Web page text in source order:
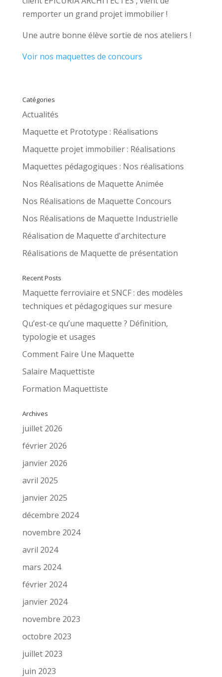
remporter un grand projet immobilier !
Une autre bonne élève sortie de nos ateliers !
Voir nos maquettes de concours
Catégories
Actualités
Maquette et Prototype : Réalisations
Maquette projet immobilier : Réalisations
Maquettes pédagogiques : Nos réalisations
Nos Réalisations de Maquette Animée
Nos Réalisations de Maquette Concours
Nos Réalisations de Maquette Industrielle
Réalisation de Maquette d'architecture
Réalisations de Maquette de présentation
Recent Posts
Maquette ferroviaire et SNCF : des modèles
techniques et pédagogiques sur mesure
Qu’est-ce qu’une maquette ? Définition,
typologie et usages
Comment Faire Une Maquette
Salaire Maquettiste
Formation Maquettiste
Archives
juillet 2026
février 2026
janvier 2026
avril 2025
janvier 2025
décembre 2024
novembre 2024
avril 2024
mars 2024
février 2024
janvier 2024
novembre 2023
octobre 2023
juillet 2023
juin 2023